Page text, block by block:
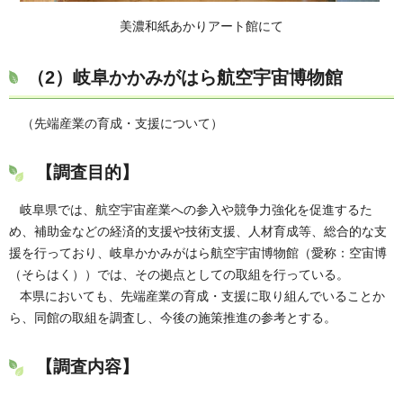
美濃和紙あかりアート館にて
（2） 岐阜かかみがはら航空宇宙博物館
（先端産業の育成・支援について）
【調査目的】
岐阜県では、航空宇宙産業への参入や競争力強化を促進するた
め、補助金などの経済的支援や技術支援、人材育成等、総合的な支
援を行っており、岐阜かかみがはら航空宇宙博物館（愛称： 空宙博
（そらはく）
）では、その拠点としての取組を行っている。
本県においても、先端産業の育成・支援に取り組んでいることか
ら、同館の取組を調査し、今後の施策推進の参考とする。
【調査内容】